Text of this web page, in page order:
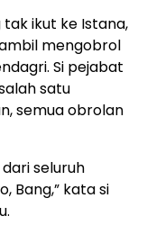
ikut ke Istana,
mengobrol
Si pejabat
satu
semua obrolan
seluruh
Bang,” kata si